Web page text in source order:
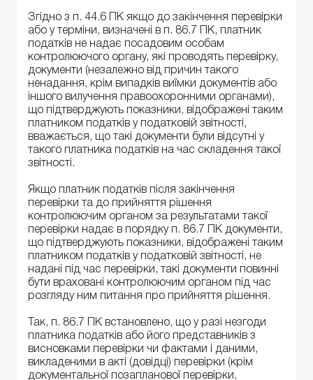
Згідно з п. 44.6 ПК якщо до закінчення перевірки
або у терміни, визначені в п. 86.7 ПК, платник
податків не надає посадовим особам
контролюючого органу, які проводять перевірку,
документи (незалежно від причин такого
ненадання, крім випадків виїмки документів або
іншого вилучення правоохоронними органами),
що підтверджують показники, відображені таким
платником податків у податковій звітності,
вважається, що такі документи були відсутні у
такого платника податків на час складення такої
звітності.
Якщо платник податків після закінчення
перевірки та до прийняття рішення
контролюючим органом за результатами такої
перевірки надає в порядку п. 86.7 ПК документи,
що підтверджують показники, відображені таким
платником податків у податковій звітності, не
надані під час перевірки, такі документи повинні
бути враховані контролюючим органом під час
розгляду ним питання про прийняття рішення.
Так, п. 86.7 ПК встановлено, що у разі незгоди
платника податків або його представників з
висновками перевірки чи фактами і даними,
викладеними в акті (довідці) перевірки (крім
документальної позапланової перевірки,